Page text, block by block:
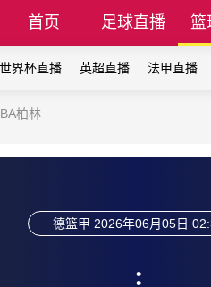
首页 足球直播 篮
世界杯直播 英超直播 法甲直播
柏林
德篮甲 2026年06月05日
: